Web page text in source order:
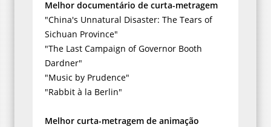
Melhor documentário de curta-metragem
"China's Unnatural Disaster: The Tears of
Sichuan Province"
"The Last Campaign of Governor Booth
Dardner"
"Music by Prudence"
"Rabbit à la Berlin"
Melhor curta-metragem de animação